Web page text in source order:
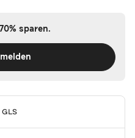
sparen.